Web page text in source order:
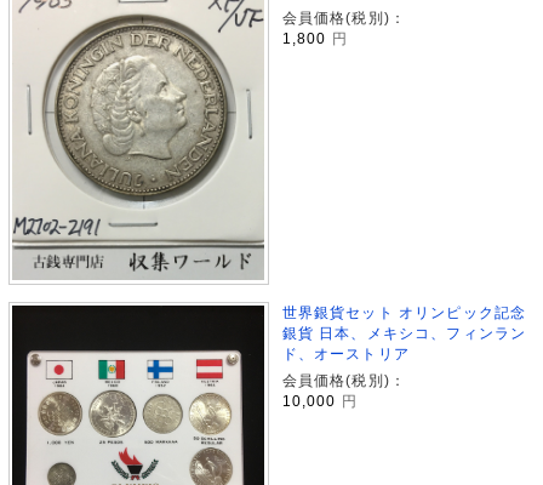
会員価格(税別)：
1,800
円
世界銀貨セット オリンピック記念
銀貨 日本、メキシコ、フィンラン
ド、オーストリア
会員価格(税別)：
10,000 円